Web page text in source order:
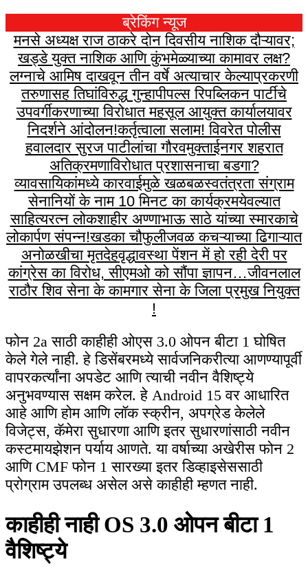
ब्रेकिंग न्यूज
मनसे अध्यक्ष राज ठाकरे दोन दिवसीय नाशिक दौऱ्यावर;
खड्डे युक्त नाशिक आणि कुंभमेळ्याच्या कामावर लक्ष?
लग्नाचे आमिष दाखवून तीन वर्षे अत्याचार केल्याप्रकरणी
तरुणासह तिघांविरुद्ध गुन्हापीपल्स रिपब्लिकन पार्टीचे
उपवर्गीकरणाच्या विरोधात महसूल आयुक्त कार्यालयावर
निदर्शने आंदोलन!कर्तृत्वाला सलाम! विवरेत पोलीस
हवालदार सुरज पाटीलांचा गौरवमुक्ताईनगर शहरात
अतिक्रमणाविरोधात प्रशासनाचा बडगा?
व्यावसायिकांमध्ये कारवाईमुळे खळबळस्वतंत्रता संग्राम
सेनानियों के नाम 10 मिनट का कार्यक्रमयेवल्यात
साहित्यरत्न लोकशाहीर अण्णाभाऊ साठे यांच्या स्मारकाचे
लोकार्पण संपन्न!खडका चौफुलीजवळ कचऱ्याच्या ढिगाऱ्यात
अनोळखीचा मृतदेहवृद्धावस्था पेंशन में हो रही देरी पर
कांग्रेस का विरोध, सीएमओ को सौंपा ज्ञापन…जीवनलाल
राठौर शिव सेना के कामगार सेना के जिला प्रमुख नियुक्त
!
फोन 2a साठी काहीही ओएस 3.0 ओपन बीटा 1 घोषित
केले गेले नाही. हे डिसेंबरमध्ये सार्वजनिकरीत्या आणण्यापूर्वी
वापरकर्त्यांना अपडेट आणि त्याची नवीन वैशिष्ट्ये
अनुभवण्यास सक्षम करेल. हे Android 15 वर आधारित
आहे आणि होम आणि लॉक स्क्रीन, अपग्रेड केलेले
विजेट्स, कॅमेरा सुधारणा आणि इतर सुधारणांसाठी नवीन
कस्टमायझेशन पर्याय आणते. या वर्षाच्या अखेरीस फोन 2
आणि CMF फोन 1 सारख्या इतर डिव्हाइसेससाठी
प्रोग्राम उपलब्ध असेल असे काहीही म्हणत नाही.
काहीही नाही OS 3.0 ओपन बीटा 1
वैशिष्ट्ये